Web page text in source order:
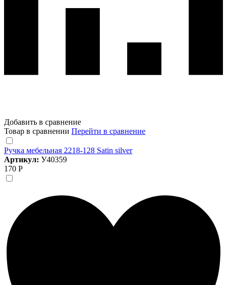
Добавить в сравнение
Товар в сравнении Перейти в сравнение
Ручка мебельная 2218-128 Satin silver
Артикул: У40359
170 Р